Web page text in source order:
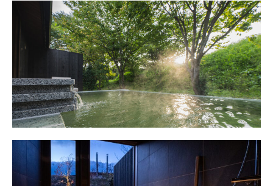
TOP
米屋について
客室
料理
おとぎの泉
スパ・リラグゼーション